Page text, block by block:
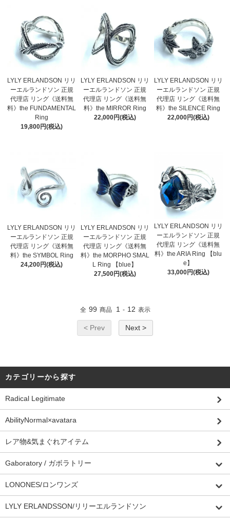
LYLY ERLANDSON リリ
ーエルランドソン 正規
代理店 リング《送料無
料》the FUNDAMENTAL
Ring
19,800円(税込)
LYLY ERLANDSON リリ
ーエルランドソン 正規
代理店 リング《送料無
料》the MIRROR Ring
22,000円(税込)
LYLY ERLANDSON リリ
ーエルランドソン 正規
代理店 リング《送料無
料》the SILENCE Ring
22,000円(税込)
LYLY ERLANDSON リリ
ーエルランドソン 正規
代理店 リング《送料無
料》the SYMBOL Ring
24,200円(税込)
LYLY ERLANDSON リリ
ーエルランドソン 正規
代理店 リング《送料無
料》the MORPHO SMAL
L Ring 【blue】
27,500円(税込)
LYLY ERLANDSON リリ
ーエルランドソン 正規
代理店 リング《送料無
料》the ARIA Ring 【blu
e】
33,000円(税込)
全 99 商品 1 - 12 表示
< Prev Next >
カテゴリーから探す
Radical Legitimate
AbilityNormal×avatara
レア物&気まぐれアイテム
Gaboratory / ガボラトリー
LONONES/ロンワンズ
LYLY ERLANDSSON/リリーエルランドソン